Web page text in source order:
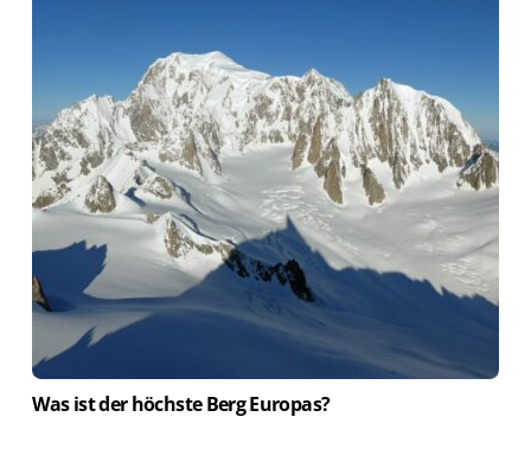
Was ist der höchste Berg Europas?